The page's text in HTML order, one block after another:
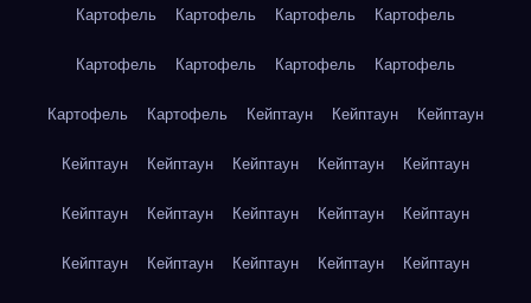
Картофель Картофель Картофель Картофель
Картофель Картофель Картофель Картофель
Картофель Картофель Кейптаун Кейптаун Кейптаун
Кейптаун Кейптаун Кейптаун Кейптаун Кейптаун
Кейптаун Кейптаун Кейптаун Кейптаун Кейптаун
Кейптаун Кейптаун Кейптаун Кейптаун Кейптаун